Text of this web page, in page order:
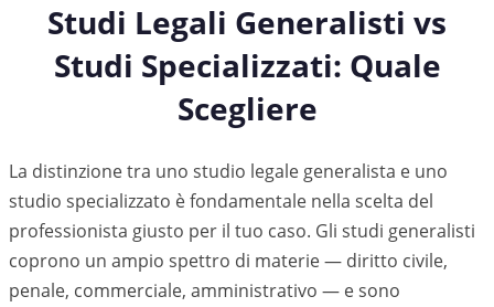
Studi Legali Generalisti vs
Studi Specializzati: Quale
Scegliere
La distinzione tra uno studio legale generalista e uno
studio specializzato è fondamentale nella scelta del
professionista giusto per il tuo caso. Gli studi generalisti
coprono un ampio spettro di materie — diritto civile,
penale, commerciale, amministrativo — e sono